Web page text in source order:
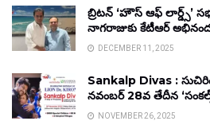
బ్రిటన్ ‘హౌస్ ఆఫ్ లార్డ్స్’
నాగరాజుకు కేటీఆర్
DECEMBER 11, 2025
Sankalp Divas :
నవంబర్ 28వ తేదీన
NOVEMBER 26, 2025